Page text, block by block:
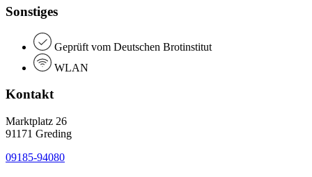
Sonstiges
Geprüft vom Deutschen Brotinstitut
WLAN
Kontakt
Marktplatz 26
91171 Greding
09185-94080